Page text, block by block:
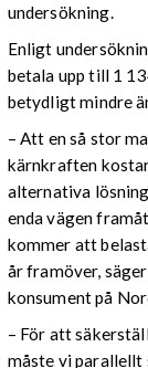
undersökning.
Enligt
betala upp till 1
betydligt mindre
– Att en så stor
kärnkraften
alternativa
enda vägen
kommer att
år framöver,
konsument på
– För att
måste vi parallellt